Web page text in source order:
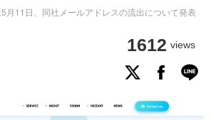
月11日、同社メールアドレスの流出について発表
1612 views